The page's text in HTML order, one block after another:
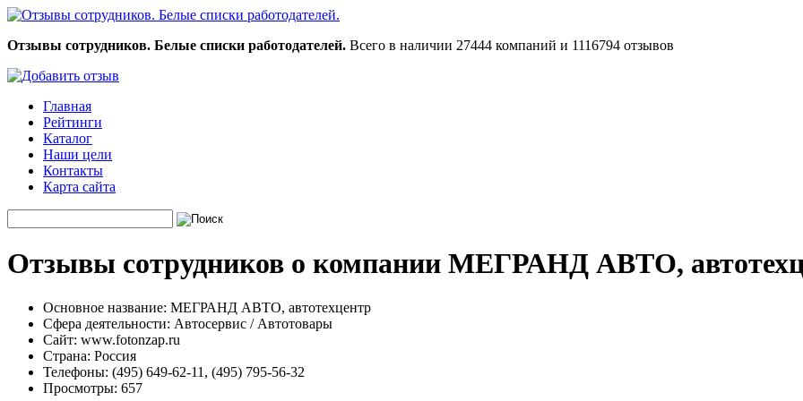
Отзывы сотрудников. Белые списки работодателей. Всего в наличии 27444 компаний и 1116794 отзывов
Главная
Рейтинги
Каталог
Наши цели
Контакты
Карта сайта
Отзывы сотрудников о компании МЕГРАНД АВТО,
Основное название: МЕГРАНД АВТО, автотехцентр
Сфера деятельности: Автосервис / Автотовары
Сайт: www.fotonzap.ru
Страна: Россия
Телефоны: (495) 649-62-11, (495) 795-56-32
Просмотры: 657